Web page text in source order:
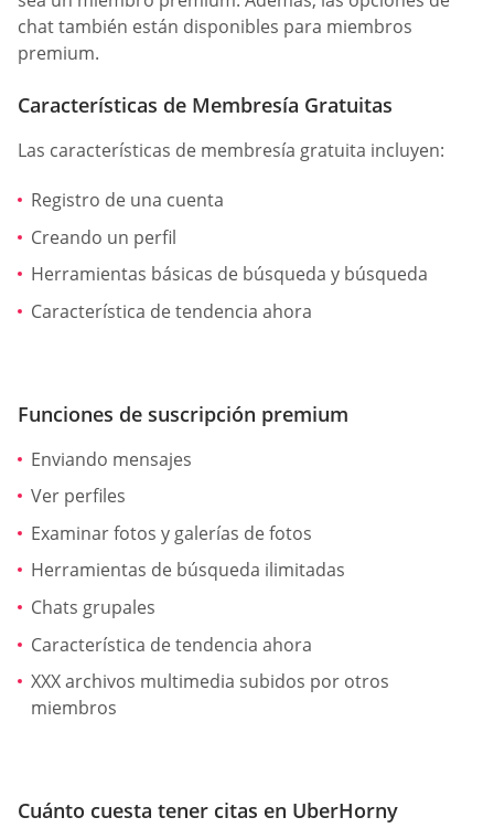
chat también están disponibles para miembros
premium.
Características de Membresía Gratuitas
Las características de membresía gratuita incluyen:
Registro de una cuenta
Creando un perfil
Herramientas básicas de búsqueda y búsqueda
Característica de tendencia ahora
Funciones de suscripción premium
Enviando mensajes
Ver perfiles
Examinar fotos y galerías de fotos
Herramientas de búsqueda ilimitadas
Chats grupales
Característica de tendencia ahora
XXX archivos multimedia subidos por otros
miembros
Cuánto cuesta tener citas en UberHorny